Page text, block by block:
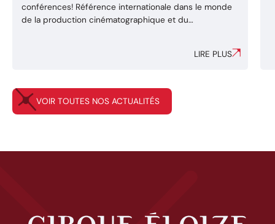
conférences! Référence internationale dans le monde
de la production cinématographique et du
de l’Arctique. À voir uniquement à La Seine aux Îles cet
LIRE PLUS
VOIR TOUTES NOS ACTUALITÉS
Cirque Éloize